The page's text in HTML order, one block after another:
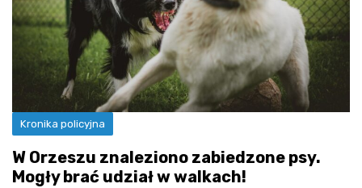
Kronika policyjna
W Orzeszu znaleziono zabiedzone psy.
Mogły brać udział w walkach!